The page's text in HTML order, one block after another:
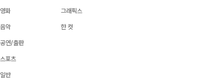
영화
음악
공연/출판
스포츠
일반
그래픽스
한 컷